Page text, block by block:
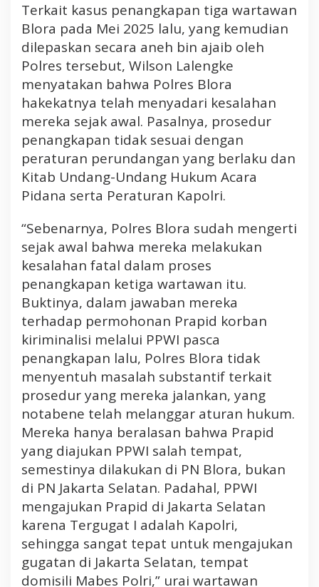
a
Terkait kasus penangkapan tiga wartawan
Blora pada Mei 2025 lalu, yang kemudian
dilepaskan secara aneh bin ajaib oleh
Polres tersebut, Wilson Lalengke
menyatakan bahwa Polres Blora
hakekatnya telah menyadari kesalahan
mereka sejak awal. Pasalnya, prosedur
penangkapan tidak sesuai dengan
peraturan perundangan yang berlaku dan
Kitab Undang-Undang Hukum Acara
Pidana serta Peraturan Kapolri.
“Sebenarnya, Polres Blora sudah mengerti
sejak awal bahwa mereka melakukan
kesalahan fatal dalam proses
penangkapan ketiga wartawan itu.
Buktinya, dalam jawaban mereka
terhadap permohonan Prapid korban
kiriminalisi melalui PPWI pasca
penangkapan lalu, Polres Blora tidak
menyentuh masalah substantif terkait
prosedur yang mereka jalankan, yang
notabene telah melanggar aturan hukum.
Mereka hanya beralasan bahwa Prapid
yang diajukan PPWI salah tempat,
semestinya dilakukan di PN Blora, bukan
di PN Jakarta Selatan. Padahal, PPWI
mengajukan Prapid di Jakarta Selatan
karena Tergugat I adalah Kapolri,
sehingga sangat tepat untuk mengajukan
gugatan di Jakarta Selatan, tempat
domisili Mabes Polri,” urai wartawan